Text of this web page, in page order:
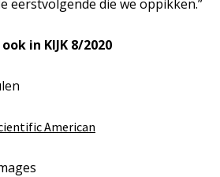
eerstvolgende die we oppikken.”
in KIJK 8/2020
American